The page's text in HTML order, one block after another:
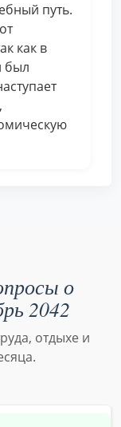
путь.
как в
был
о
2042
отдыхе и